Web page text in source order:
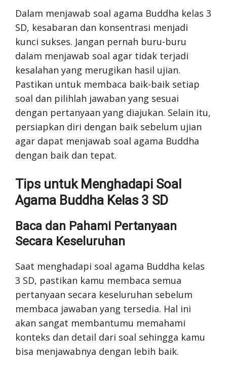
Dalam menjawab soal agama Buddha kelas 3
SD, kesabaran dan konsentrasi menjadi
kunci sukses. Jangan pernah buru-buru
dalam menjawab soal agar tidak terjadi
kesalahan yang merugikan hasil ujian.
Pastikan untuk membaca baik-baik setiap
soal dan pilihlah jawaban yang sesuai
dengan pertanyaan yang diajukan. Selain itu,
persiapkan diri dengan baik sebelum ujian
agar dapat menjawab soal agama Buddha
dengan baik dan tepat.
Tips untuk Menghadapi Soal
Agama Buddha Kelas 3 SD
Baca dan Pahami Pertanyaan
Secara Keseluruhan
Saat menghadapi soal agama Buddha kelas
3 SD, pastikan kamu membaca semua
pertanyaan secara keseluruhan sebelum
membaca jawaban yang tersedia. Hal ini
akan sangat membantumu memahami
konteks dan detail dari soal sehingga kamu
bisa menjawabnya dengan lebih baik.